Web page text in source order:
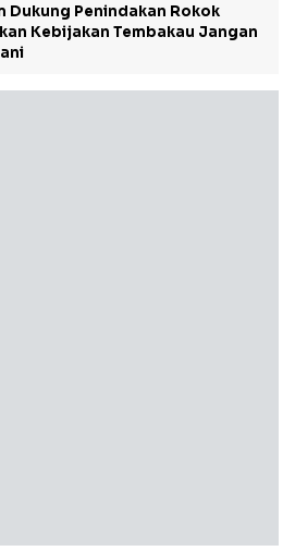
Dukung Penindakan Rokok
Kebijakan Tembakau Jangan